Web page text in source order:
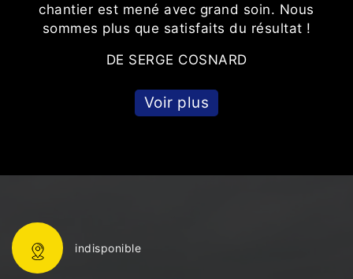
chantier est mené avec grand soin. Nous
sommes plus que satisfaits du résultat !
DE SERGE COSNARD
Voir plus
indisponible